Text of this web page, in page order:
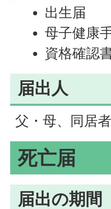
出生届
母子健康
資格確認
届出人
父・母、同居
死亡届
届出の期間